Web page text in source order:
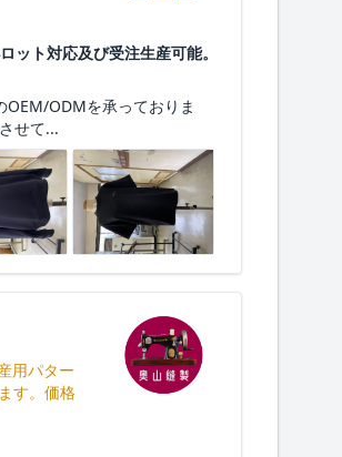
ト対応及び受注生産可能。
ODMを承っておりま
せて...
用パター
す。価格